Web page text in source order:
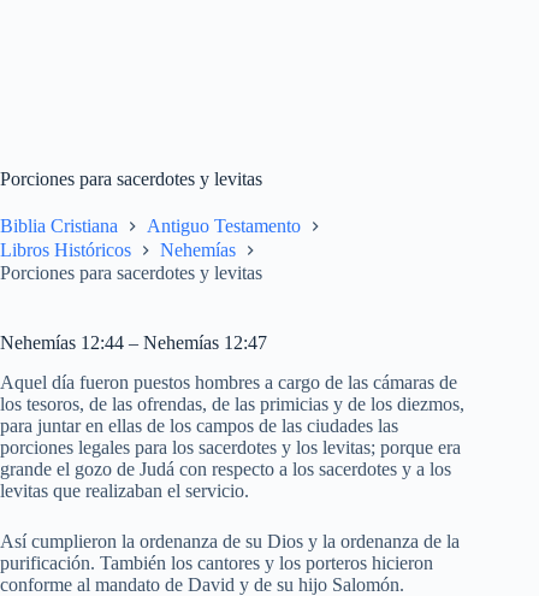
Porciones para sacerdotes y levitas
Biblia Cristiana
Antiguo Testamento
Libros Históricos
Nehemías
Porciones para sacerdotes y levitas
Nehemías 12:44 – Nehemías 12:47
Aquel día fueron puestos hombres a cargo de las cámaras de
los tesoros, de las ofrendas, de las primicias y de los diezmos,
para juntar en ellas de los campos de las ciudades las
porciones legales para los sacerdotes y los levitas; porque era
grande el gozo de Judá con respecto a los sacerdotes y a los
levitas que realizaban el servicio.
Así cumplieron la ordenanza de su Dios y la ordenanza de la
purificación. También los cantores y los porteros hicieron
conforme al mandato de David y de su hijo Salomón.